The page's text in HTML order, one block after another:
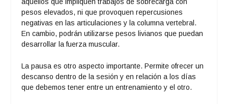
pesos elevados, ni que provoquen repercusiones
negativas en las articulaciones y la columna vertebral.
En cambio, podrán utilizarse pesos livianos que puedan
desarrollar la fuerza muscular.
La pausa es otro aspecto importante. Permite ofrecer un
descanso dentro de la sesión y en relación a los días
que debemos tener entre un entrenamiento y el otro.